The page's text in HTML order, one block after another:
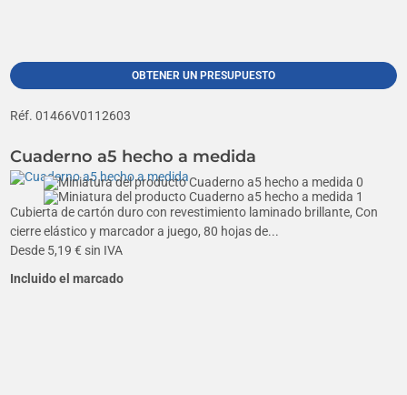
OBTENER UN PRESUPUESTO
Réf. 01466V0112603
Cuaderno a5 hecho a medida
Cubierta de cartón duro con revestimiento laminado brillante, Con
cierre elástico y marcador a juego, 80 hojas de...
Desde 5,19€ sin IVA
Incluido el marcado